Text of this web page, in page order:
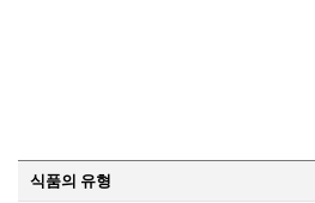
식품의 유형